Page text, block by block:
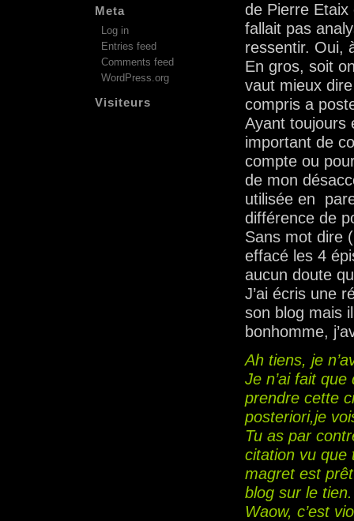
de Pierre
fallait pas
ressentir. Oui,
En gros, soit
vaut mieux dire
compris a
Ayant toujours
important de
compte ou
de mon
utilisée en
différence de
Sans mot dire
effacé les 4
aucun doute
J’ai écris une
son blog mais
bonhomme,
Ah tiens, je
Je n’ai fait
prendre cette
posteriori,je
Tu as par
citation vu que
magret est
blog sur le tien.
Waow, c’est
Meta
Log in
Entries feed
Comments feed
WordPress.org
Visiteurs